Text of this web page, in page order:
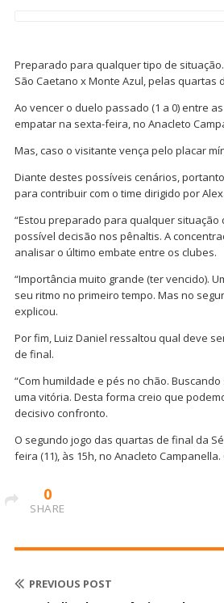
Preparado para qualquer tipo de
São Caetano x Monte Azul, pelas quartas
Ao vencer o duelo passado (1 a 0) entre
empatar na sexta-feira, no Anacleto
Mas, caso o visitante vença pelo placar
Diante destes possíveis cenários,
para contribuir com o time dirigido por
“Estou preparado para qualquer
possível decisão nos pênaltis. A
analisar o último embate entre os clubes.
“Importância muito grande (ter vencido).
seu ritmo no primeiro tempo. Mas no
explicou.
Por fim, Luiz Daniel ressaltou qual deve
de final.
“Com humildade e pés no chão.
uma vitória. Desta forma creio que
decisivo confronto.
O segundo jogo das quartas de final da
feira (11), às 15h, no Anacleto
0
SHARE
PREVIOUS POST